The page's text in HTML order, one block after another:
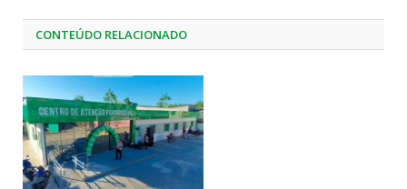
CONTEÚDO RELACIONADO